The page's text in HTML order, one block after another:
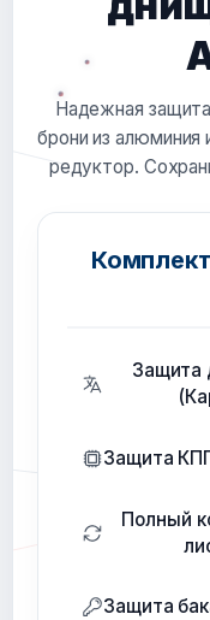
Надежная
брони из алюминия
редуктор.
Защита
Защита
Полный
Защита